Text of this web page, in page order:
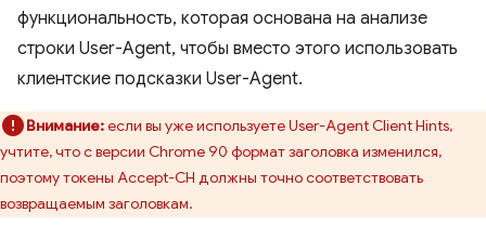
функциональность, которая основана на анализе
строки User-Agent, чтобы вместо этого использовать
клиентские подсказки User-Agent.
Внимание:если вы уже используете User-Agent Client Hints,
учтите, что с версии Chrome 90 формат заголовка изменился,
поэтому токены Accept-CH должны точно соответствовать
возвращаемым заголовкам.